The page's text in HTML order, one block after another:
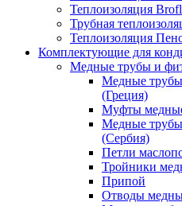
Теплоизоляция
Трубная
Теплоизоляция
Комплектующие для
Медные трубы и
Медные
(Греция)
Муфты
Медные
(Сербия)
Петли
Тройники
Припой
Отводы